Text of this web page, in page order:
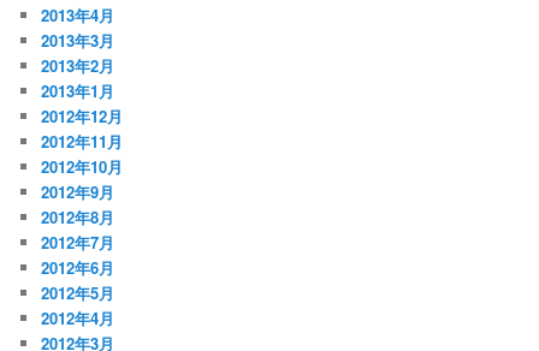
2013年4月
2013年3月
2013年2月
2013年1月
2012年12月
2012年11月
2012年10月
2012年9月
2012年8月
2012年7月
2012年6月
2012年5月
2012年4月
2012年3月